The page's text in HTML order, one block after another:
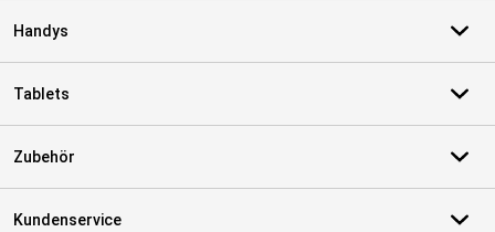
Handys
Tablets
Zubehör
Kundenservice